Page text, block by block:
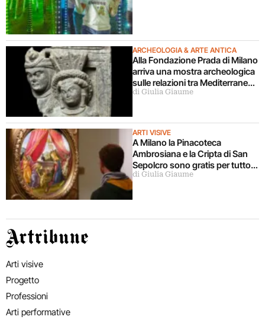
ARCHEOLOGIA & ARTE ANTICA
Alla Fondazione Prada di Milano
arriva una mostra archeologica
sulle relazioni tra Mediterraneo
e Asia
di Giulia Giaume
ARTI VISIVE
A Milano la Pinacoteca
Ambrosiana e la Cripta di San
Sepolcro sono gratis per tutto
agosto (ma solo per milanesi)
di Giulia Giaume
Artribune
Arti visive
Progetto
Professioni
Arti performative